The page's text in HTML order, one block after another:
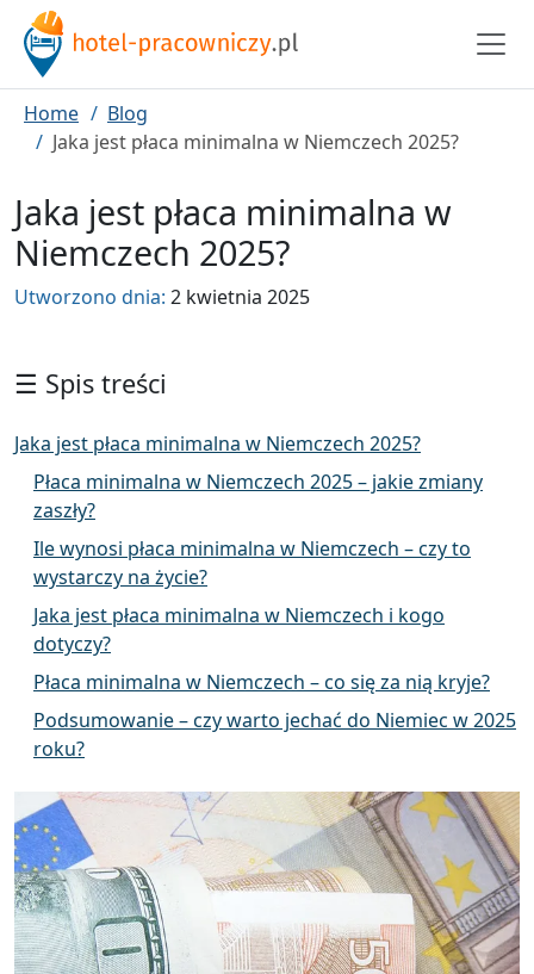
Home
Blog
Jaka jest płaca minimalna w Niemczech 2025?
Jaka jest płaca minimalna w
Niemczech 2025?
Utworzono dnia: 2 kwietnia 2025
☰ Spis treści
Jaka jest płaca minimalna w Niemczech 2025?
Płaca minimalna w Niemczech 2025 – jakie zmiany
zaszły?
Ile wynosi płaca minimalna w Niemczech – czy to
wystarczy na życie?
Jaka jest płaca minimalna w Niemczech i kogo
dotyczy?
Płaca minimalna w Niemczech – co się za nią kryje?
Podsumowanie – czy warto jechać do Niemiec w 2025
roku?